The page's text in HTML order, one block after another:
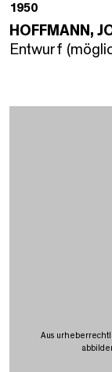
1950
HOFFMANN,
Entwurf
Aus